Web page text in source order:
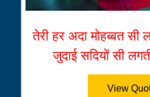
तेरी हर अदा मोहब्बत सी
जुदाई सदियों सी
View